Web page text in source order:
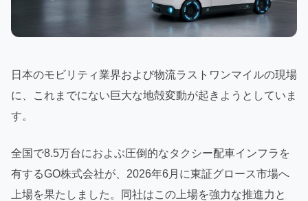
日本のモビリティ業界および物流ラストワンマイルの現場
に、これまでにない巨大な地殻変動が起きようとしていま
す。
全国で8.5万台におよぶ圧倒的なタクシー配車インフラを
有するGO株式会社が、2026年6月に東証グロース市場へ
上場を果たしました。同社はこの上場を強力な推進力と